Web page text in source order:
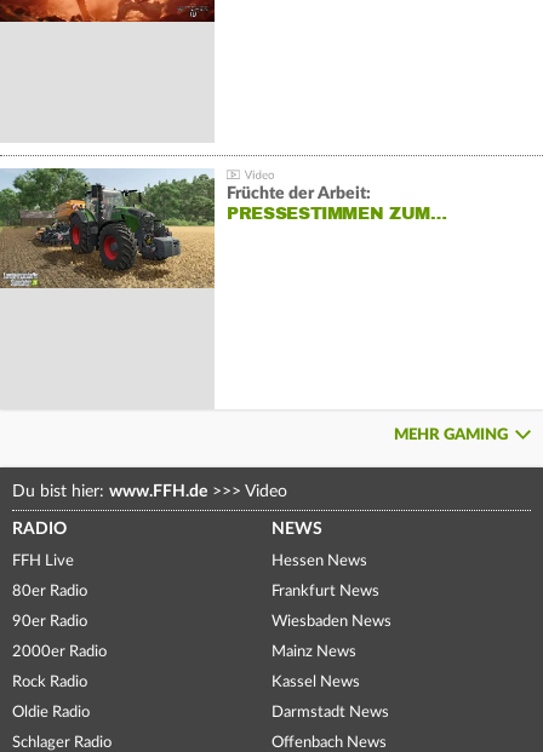
Früchte der Arbeit:
PRESSESTIMMEN ZUM…
MEHR GAMING
Du bist hier: www.FFH.de >>> Video
RADIO
FFH Live
80er Radio
90er Radio
2000er Radio
Rock Radio
Oldie Radio
Schlager Radio
NEWS
Hessen News
Frankfurt News
Wiesbaden News
Mainz News
Kassel News
Darmstadt News
Offenbach News